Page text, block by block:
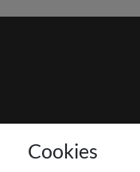
Cookies